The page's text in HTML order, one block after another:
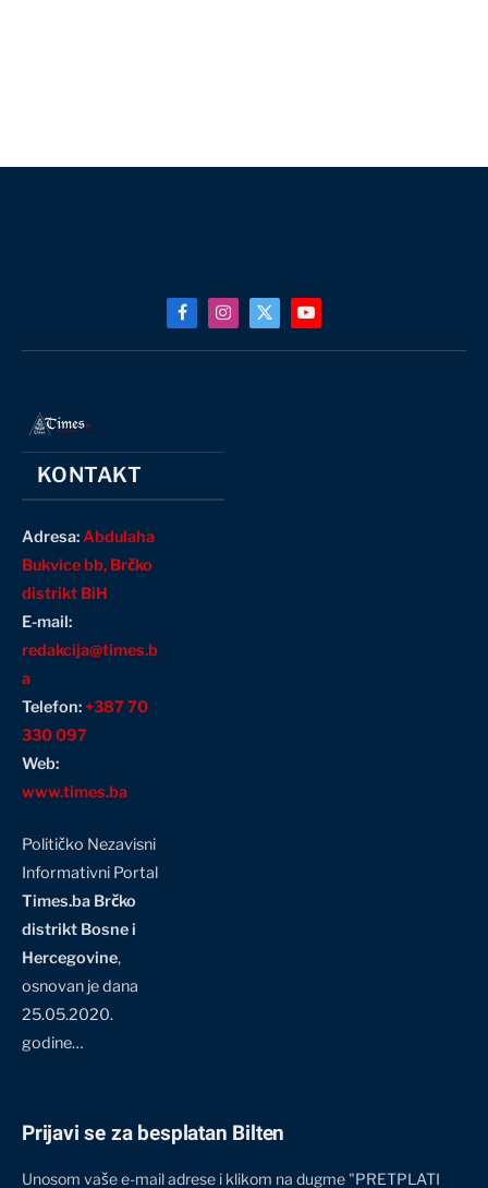
FacebookInstagram
X
YouTube
KONTAKT
Adresa: Abdulaha
Bukvice bb, Brčko
distrikt BiH
E-mail:
redakcija@times.b
a
Telefon:+387 70
330 097
Web:
www.times.ba
Političko Nezavisni
Informativni Portal
Times.ba Brčko
distrikt Bosne i
Hercegovine,
osnovan je dana
25.05.2020.
godine…
Prijavi se za besplatan Bilten
Unosom vaše e-mail adrese i klikom na dugme "PRETPLATI